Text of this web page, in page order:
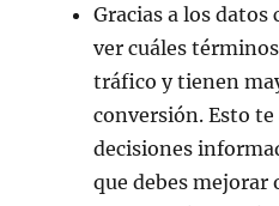
Gracias a los
ver cuáles
tráfico y tienen
conversión. Esto
decisiones
que debes mejorar